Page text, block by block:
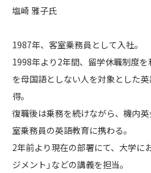
塩崎 雅子氏
1987年、客室乗務員として入社。
1998年より2年間、留学休職制度
を母国語としない人を対象とした
得。
復職後は乗務を続けながら、機内
室乗務員の英語教育に携わる。
2年前より現在の部署にて、大学に
ジメント」などの講義を担当。